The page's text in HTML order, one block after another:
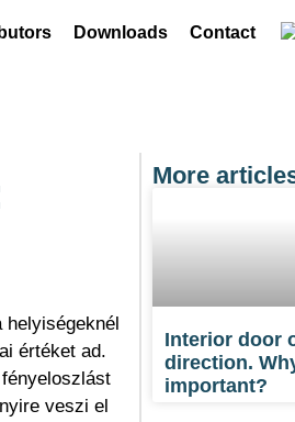
Downloads Contact
értéket ad.
veszi el
More
Interior door
direction.
important?